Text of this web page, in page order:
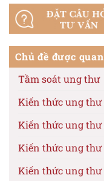
Chủ đề được
Tầm soát ung thư
Kiến thức ung thư
Kiến thức ung thư
Kiến thức ung thư
Kiến thức ung